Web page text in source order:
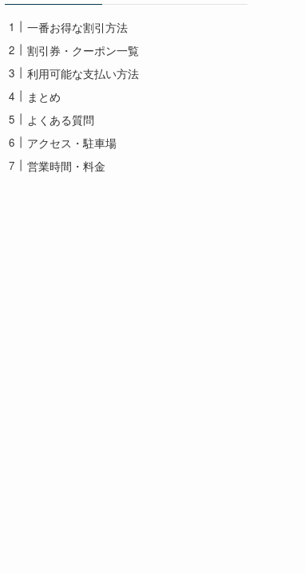
一番お得な割引方法
割引券・クーポン一覧
利用可能な支払い方法
まとめ
よくある質問
アクセス・駐車場
営業時間・料金